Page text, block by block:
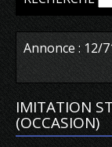
Annonce :
IMITATION
(OCCASION)